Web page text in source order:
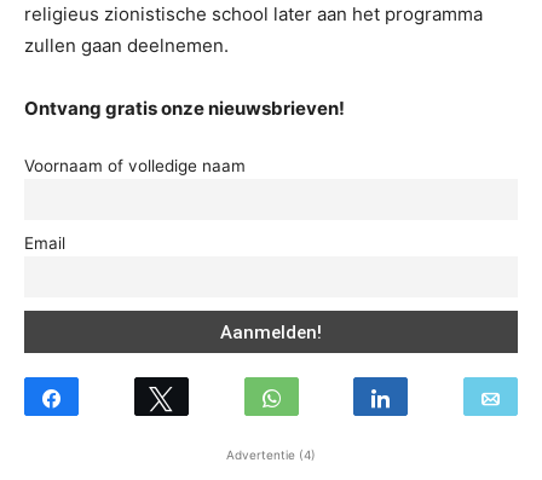
religieus zionistische school later aan het programma
zullen gaan deelnemen.
Ontvang gratis onze nieuwsbrieven!
Voornaam of volledige naam
Email
Advertentie (4)